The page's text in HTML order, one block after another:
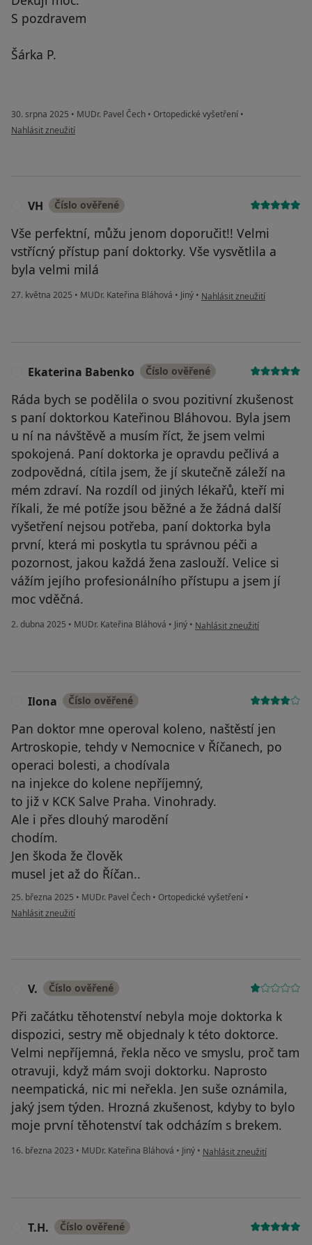
S pozdravem
Šárka P.
30. srpna 2025 • MUDr. Pavel Čech • Ortopedické vyšetření •
podle názoru uživatele Šárka Pláničková
Nahlásit zneužití
VH Číslo ověřené
Vše perfektní, můžu jenom doporučit!! Velmi
vstřícný přístup paní doktorky. Vše vysvětlila a
byla velmi milá
27. května 2025 • MUDr. Kateřina Bláhová • Jiný • podle názoru uživatele VH
Nahlásit zneužití
Ekaterina Babenko Číslo ověřené
Ráda bych se podělila o svou pozitivní zkušenost
s paní doktorkou Kateřinou Bláhovou. Byla jsem
u ní na návštěvě a musím říct, že jsem velmi
spokojená. Paní doktorka je opravdu pečlivá a
zodpovědná, cítila jsem, že jí skutečně záleží na
mém zdraví. Na rozdíl od jiných lékařů, kteří mi
říkali, že mé potíže jsou běžné a že žádná další
vyšetření nejsou potřeba, paní doktorka byla
první, která mi poskytla tu správnou péči a
pozornost, jakou každá žena zaslouží. Velice si
vážím jejího profesionálního přístupu a jsem jí
moc vděčná.
2. dubna 2025 • MUDr. Kateřina Bláhová • Jiný • podle názoru uživatele
Nahlásit zneužití
Ilona Číslo ověřené
Pan doktor mne operoval koleno, naštěstí jen
Artroskopie, tehdy v Nemocnice v Říčanech, po
operaci bolesti, a chodívala
na injekce do kolene nepříjemný,
to již v KCK Salve Praha. Vinohrady.
Ale i přes dlouhý marodění
chodím.
Jen škoda že člověk
musel jet až do Říčan..
25. března 2025 • MUDr. Pavel Čech • Ortopedické vyšetření •
podle názoru uživatele Ilona
Nahlásit zneužití
V. Číslo ověřené
Při začátku těhotenství nebyla moje doktorka k
dispozici, sestry mě objednaly k této doktorce.
Velmi nepříjemná, řekla něco ve smyslu, proč tam
otravuji, když mám svoji doktorku. Naprosto
neempatická, nic mi neřekla. Jen suše oznámila,
jaký jsem týden. Hrozná zkušenost, kdyby to bylo
moje první těhotenství tak odcházím s brekem.
16. března 2023 • MUDr. Kateřina Bláhová • Jiný • podle názoru uživatele V.
Nahlásit zneužití
T.H. Číslo ověřené